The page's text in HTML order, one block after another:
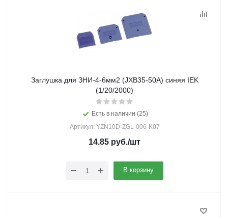
Заглушка для ЗНИ-4-6мм2 (JXB35-50А) синяя IEK
(1/20/2000)
Есть в наличии (25)
Артикул: YZN10D-ZGL-006-K07
14.85 руб./шт
В корзину